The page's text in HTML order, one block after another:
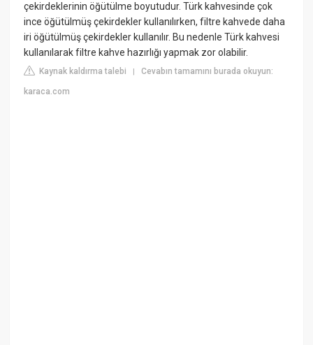
çekirdeklerinin öğütülme boyutudur. Türk kahvesinde çok
ince öğütülmüş çekirdekler kullanılırken, filtre kahvede daha
iri öğütülmüş çekirdekler kullanılır. Bu nedenle Türk kahvesi
kullanılarak filtre kahve hazırlığı yapmak zor olabilir.
Kaynak kaldırma talebi |Cevabın tamamını burada okuyun:
karaca.com